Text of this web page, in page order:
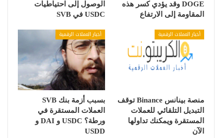
DOGE وقد يؤدي كسر هذه
المقاومة إلى الارتفاع
الوصول إلى احتياطيات
USDC في SVB
أخبار العملات الرقمية
منصة بينانس Binance توقف
التبديل التلقائي للعملات
المستقرة ويمكنك تداولها
الآن
أخبار العملات الرقمية
بسبب أزمة بنك SVB
العملات المستقرة في
ورطة؟ USDC و DAI و
USDD